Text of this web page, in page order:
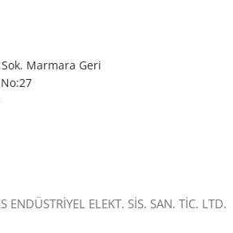
Marmara Geri
ENDÜSTRİYEL ELEKT. SİS. SAN. TİC. LTD.